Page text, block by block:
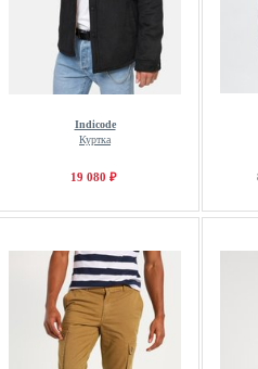
Indicode
Куртка
19 080 ₽